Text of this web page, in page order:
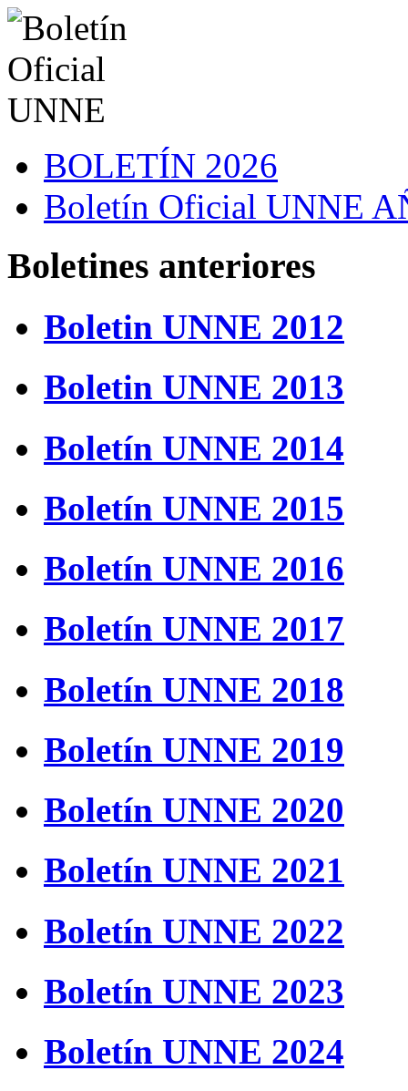
BOLETÍN 2026
Boletín Oficial UNNE
Boletines anteriores
Boletin UNNE 2012
Boletin UNNE 2013
Boletín UNNE 2014
Boletín UNNE 2015
Boletín UNNE 2016
Boletín UNNE 2017
Boletín UNNE 2018
Boletín UNNE 2019
Boletín UNNE 2020
Boletín UNNE 2021
Boletín UNNE 2022
Boletín UNNE 2023
Boletín UNNE 2024